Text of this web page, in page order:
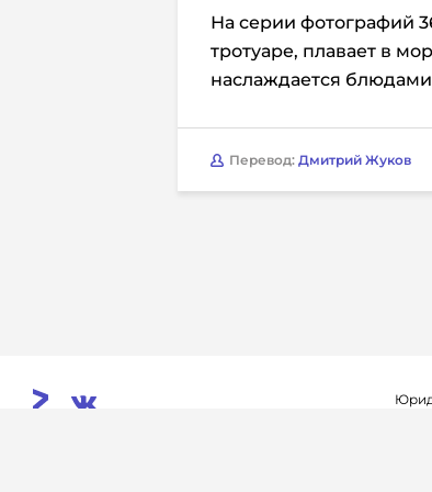
На серии фотографий
тротуаре, плавает в
наслаждается
Перевод: Дмитрий Жуков